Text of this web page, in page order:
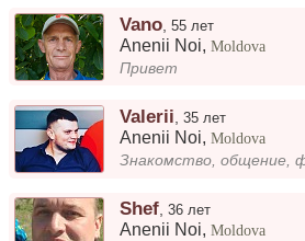
Vano ,55 лет
Anenii Noi,Moldova
Привет
Valerii ,35 лет
Anenii Noi,Moldova
Знакомство, общение,
Shef,36 лет
Anenii Noi,Moldova